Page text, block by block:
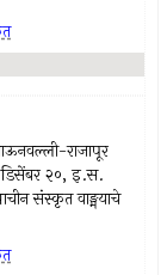
राजापूर
डिसेंबर २०, इ.स.
संस्कृत वाङ्मयाचे